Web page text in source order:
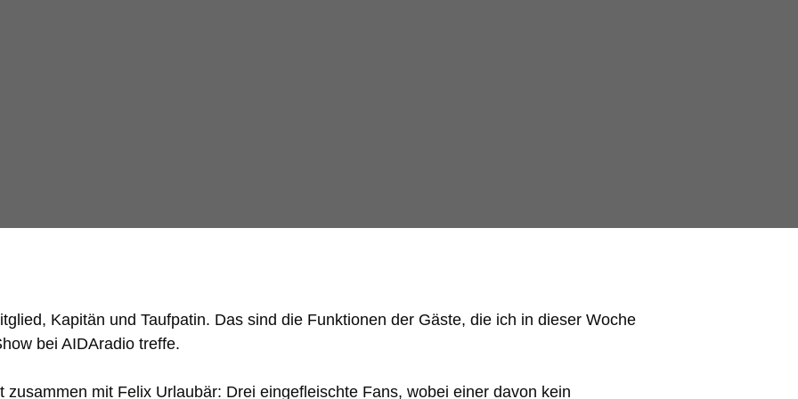
Kapitän und Taufpatin. Das sind die Funktionen der Gäste, die ich in dieser Woche
bei AIDAradio treffe.
mit Felix Urlaubär: Drei eingefleischte Fans, wobei einer davon kein